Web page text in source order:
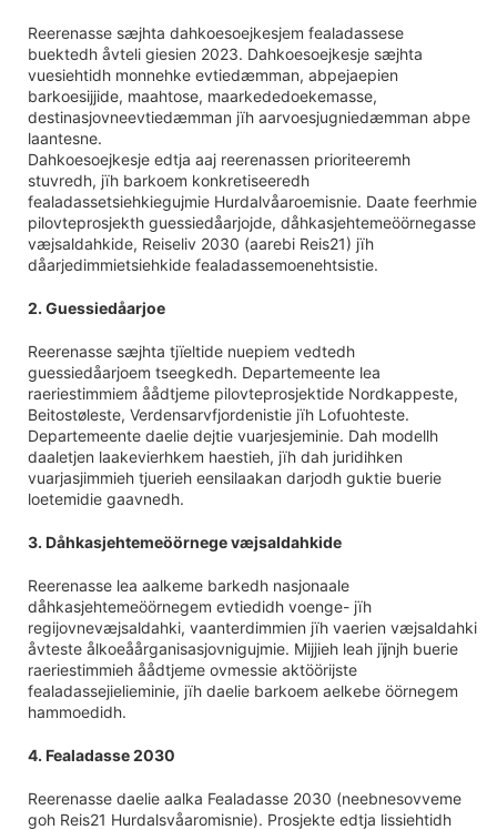
Reerenasse sæjhta dahkoesoejkesjem fealadassese
buektedh åvteli giesien 2023. Dahkoesoejkesje sæjhta
vuesiehtidh monnehke evtiedæmman, abpejaepien
barkoesijjide, maahtose, maarkededoekemasse,
destinasjovneevtiedæmman jïh aarvoesjugniedæmman abpe
laantesne.
Dahkoesoejkesje edtja aaj reerenassen prioriteeremh
stuvredh, jïh barkoem konkretiseeredh
fealadassetsiehkiegujmie Hurdalvåaroemisnie. Daate feerhmie
pilovteprosjekth guessiedåarjojde, dåhkasjehtemeöörnegasse
væjsaldahkide, Reiseliv 2030 (aarebi Reis21) jïh
dåarjedimmietsiehkide fealadassemoenehtsistie.
2. Guessiedåarjoe
Reerenasse sæjhta tjïeltide nuepiem vedtedh
guessiedåarjoem tseegkedh. Departemeente lea
raeriestimmiem åådtjeme pilovteprosjektide Nordkappeste,
Beitostøleste, Verdensarvfjordenistie jïh Lofuohteste.
Departemeente daelie dejtie vuarjesjeminie. Dah modellh
daaletjen laakevierhkem haestieh, jïh dah juridihken
vuarjasjimmieh tjuerieh eensilaakan darjodh guktie buerie
loetemidie gaavnedh.
3. Dåhkasjehtemeöörnege væjsaldahkide
Reerenasse lea aalkeme barkedh nasjonaale
dåhkasjehtemeöörnegem evtiedidh voenge- jïh
regijovnevæjsaldahki, vaanterdimmien jïh vaerien væjsaldahki
åvteste ålkoeåårganisasjovnigujmie. Mijjieh leah jïjnjh buerie
raeriestimmieh åådtjeme ovmessie aktöörijste
fealadassejielieminie, jïh daelie barkoem aelkebe öörnegem
hammoedidh.
4. Fealadasse 2030
Reerenasse daelie aalka Fealadasse 2030 (neebnesovveme
goh Reis21 Hurdalsvåaromisnie). Prosjekte edtja lissiehtidh